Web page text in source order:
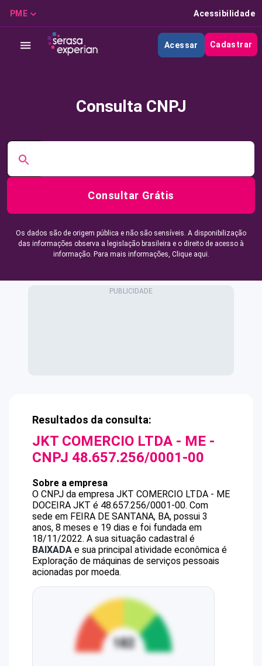
PME Acessibilidade
Acessar Cadastrar
Consulta CNPJ
Consultar Grátis
Os dados são de origem pública e não são sensíveis. A disponibilização
das informações observa a legislação brasileira e o direito de acesso à
informação. Para mais informações, Clique aqui.
Resultados da consulta:
JKT COMERCIO LTDA - ME -
CNPJ 48.657.256/0001-00
Sobre a empresa
O CNPJ da empresa JKT COMERCIO LTDA - ME
DOCEIRA JKT é 48.657.256/0001-00. Com
sede em FEIRA DE SANTANA, BA, possui 3
anos, 8 meses e 19 dias e foi fundada em
18/11/2022. A sua situação cadastral é
BAIXADA e sua principal atividade econômica é
Exploração de máquinas de serviços pessoais
acionadas por moeda.